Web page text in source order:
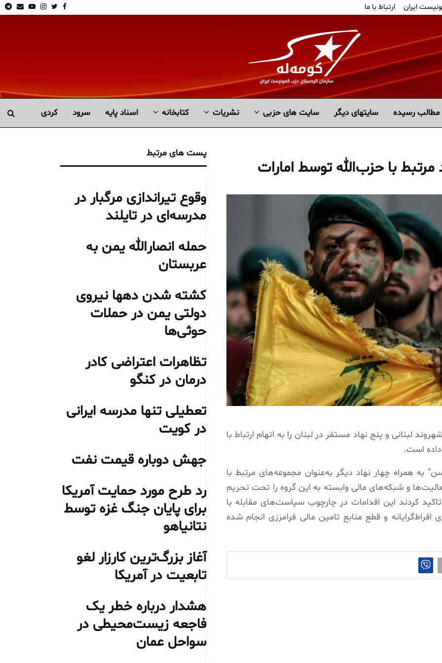
ایران ارتباط با ما Facebook
Twitter
Instagram
Youtube
Email
مطالب رسیده سايتهاى ديگر سایت های حزبی نشریات کتابخانە اسناد پایه سرود کردی
با حزب‌الله توسط امارات
متحده عربی روز سه‌شنبه اعلام کرد ۱۶ شهروند لبنانی و پنج نهاد مستقر در لبنان را به اتهام ارتباط با
است.
به همراه چهار نهاد دیگر به‌عنوان مجموعه‌های مرتبط با
و شبکه‌های مالی وابسته به این گروه را تحت تحریم
کردند این اقدامات در چارچوب سیاست‌های مقابله با
و قطع منابع تامین مالی فرامرزی انجام شده
پست های مرتبط
وقوع تیراندازی مرگبار در
مدرسه‌ای در تایلند
حمله انصارالله یمن به
عربستان
کشته شدن دهها نیروی
دولتی یمن در حملات
حوثی‌ها
تظاهرات اعتراضی کادر
درمان در کنگو
تعطیلی تنها مدرسه ایرانی
در کویت
جهش دوباره قیمت نفت
رد طرح مورد حمایت آمریکا
برای پایان جنگ غزه توسط
نتانیاهو
آغاز بزرگ‌ترین کارزار لغو
تابعیت در آمریکا
هشدار درباره خطر یک
فاجعه زیست‌محیطی در
سواحل عمان